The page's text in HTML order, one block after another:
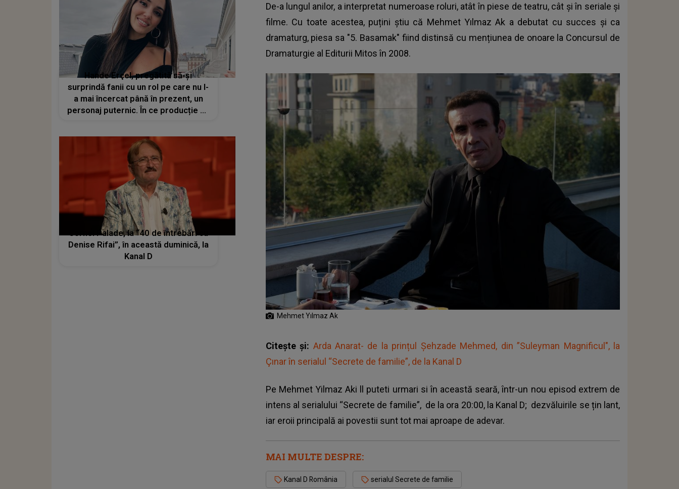
De-a lungul anilor, a interpretat numeroase roluri, atât în piese de teatru, cât și în seriale și
filme. Cu toate acestea, puțini știu că Mehmet Yılmaz Ak a debutat cu succes și ca
dramaturg, piesa sa "5. Basamak" fiind distinsă cu mențiunea de onoare la Concursul de
Dramaturgie al Editurii Mitos în 2008.
Mehmet Yılmaz Ak
Citește și: Arda Anarat- de la prințul Şehzade Mehmed, din ”Suleyman Magnificul", la
Çınar în serialul “Secrete de familie”, de la Kanal D
Pe Mehmet Yilmaz Aki ll puteti urmari si în această seară, într-un nou episod extrem de
intens al serialului “Secrete de familie”, de la ora 20:00, la Kanal D; dezvăluirile se țin lant,
iar eroii principală ai povestii sunt tot mai aproape de adevar.
MAI MULTE DESPRE:
Kanal D România serialul Secrete de familie
Hande Erçel, pregătită să-și
surprindă fanii cu un rol pe care nu l-
a mai încercat până în prezent, un
personaj puternic. În ce producție va
Cornel Palade, la “40 de întrebări cu
Denise Rifai”, în această duminică, la
Kanal D